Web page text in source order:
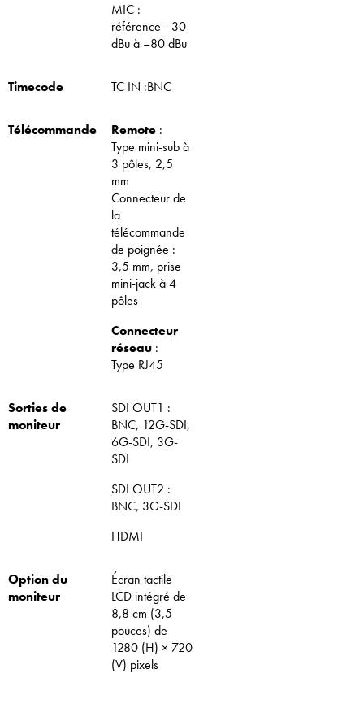
MIC :
référence –30
dBu à –80 dBu
Timecode TC IN :BNC
Télécommande Remote :
Type mini-sub à
3 pôles, 2,5
mm
Connecteur de
la
télécommande
de poignée :
3,5 mm, prise
mini-jack à 4
pôles
Connecteur
réseau :
Type RJ45
Sorties de
moniteur
SDI OUT1 :
BNC, 12G-SDI,
6G-SDI, 3G-
SDI
SDI OUT2 :
BNC, 3G-SDI
HDMI
Option du
moniteur
Écran tactile
LCD intégré de
8,8 cm (3,5
pouces) de
1280 (H) × 720
(V) pixels